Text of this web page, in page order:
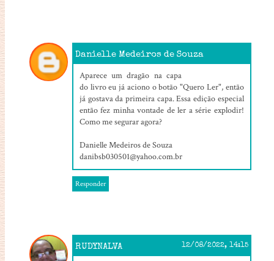
Danielle Medeiros de Souza
Aparece um dragão na capa
do livro eu já aciono o botão "Quero Ler", então
já gostava da primeira capa. Essa edição especial
então fez minha vontade de ler a série explodir!
Como me segurar agora?
Danielle Medeiros de Souza
danibsb030501@yahoo.com.br
Responder
RUDYNALVA 12/08/2022, 14:15